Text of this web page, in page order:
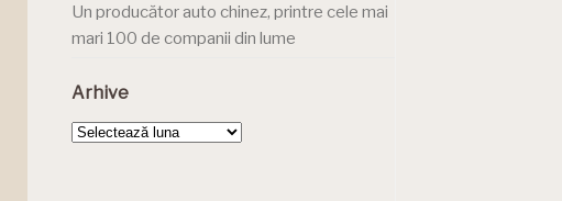
Un producător auto chinez, printre cele mai
mari 100 de companii din lume
Arhive
Arhive